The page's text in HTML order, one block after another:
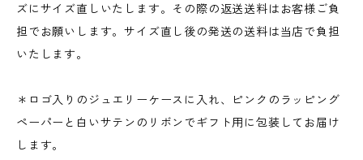
ズにサイズ直しいたします。その際の返送送料はお客様ご負
担でお願いします。サイズ直し後の発送の送料は当店で負担
いたします。
＊ロゴ入りのジュエリーケースに入れ、ピンクのラッピング
ペーパーと白いサテンのリボンでギフト用に包装してお届け
します。